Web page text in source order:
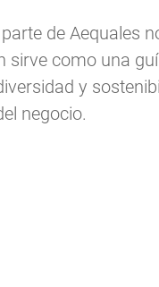
de Aequales
sirve como una
y
negocio.